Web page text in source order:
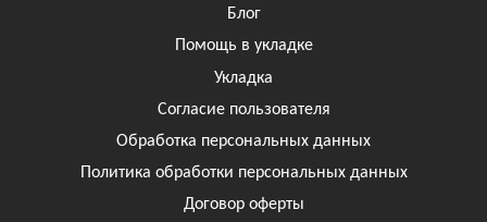
Блог
Помощь в укладке
Укладка
Согласие пользователя
Обработка персональных данных
Политика обработки персональных данных
Договор оферты